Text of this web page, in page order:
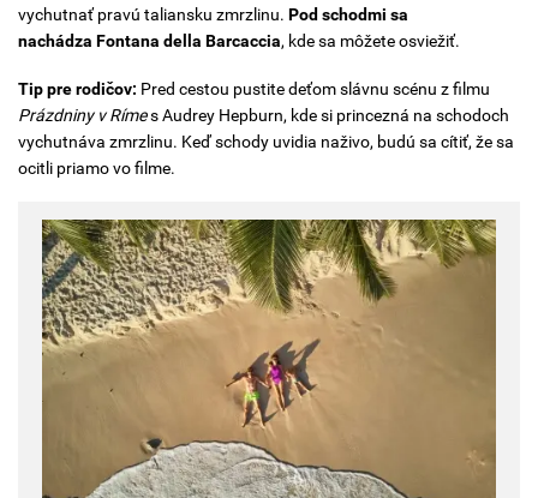
vychutnať pravú taliansku zmrzlinu. Pod schodmi sa
nachádza Fontana della Barcaccia, kde sa môžete osviežiť.
Tip pre rodičov: Pred cestou pustite deťom slávnu scénu z filmu
Prázdniny v Rímes Audrey Hepburn, kde si princezná na schodoch
vychutnáva zmrzlinu. Keď schody uvidia naživo, budú sa cítiť, že sa
ocitli priamo vo filme.